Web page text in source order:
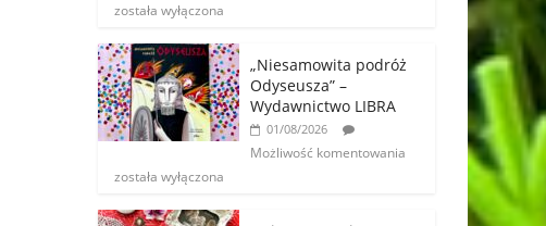
została wyłączona
„Niesamowita podróż
Odyseusza” –
Wydawnictwo LIBRA
01/08/2026
Możliwość komentowania
została wyłączona